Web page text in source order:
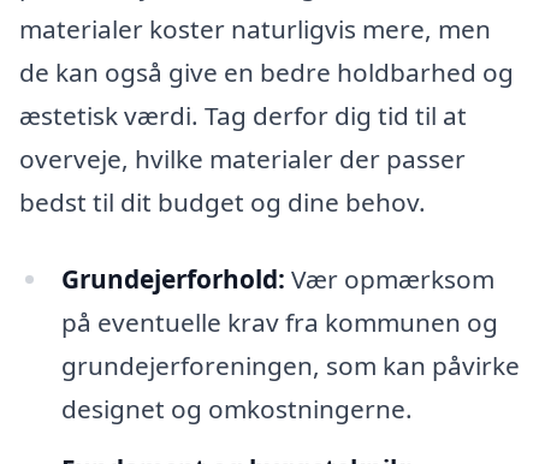
materialer koster naturligvis mere, men
de kan også give en bedre holdbarhed og
æstetisk værdi. Tag derfor dig tid til at
overveje, hvilke materialer der passer
bedst til dit budget og dine behov.
Grundejerforhold: Vær opmærksom
på eventuelle krav fra kommunen og
grundejerforeningen, som kan påvirke
designet og omkostningerne.